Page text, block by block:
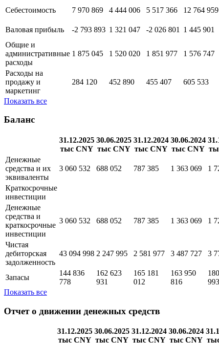
Себестоимость 7 970 869 4 444 006 5 517 366 12 764 959
Валовая прибыль -2 793 893 1 321 047 -2 026 801
1 445 901
Общие и
административные
расходы
1 875 045 1 520 020 1 851 977 1 576 747
Расходы на
продажу и
маркетинг
284 120 452 890 455 407 605 533
Показать все
Баланс
31.12.2025
тыс CNY
30.06.2025
тыс CNY
31.12.2024
тыс CNY
30.06.2024
тыс CNY
Денежные
средства и их
эквиваленты
3 060 532 688 052 787 385 1 363 069 1
Краткосрочные
инвестиции
Денежные
средства и
краткосрочные
инвестиции
3 060 532 688 052 787 385 1 363 069 1
Чистая
дебиторская
задолженность
43 094 998 2 247 995 2 581 977 3 487 727 3
Запасы
144 836
778
162 623
931
165 181
012
163 950
816
993
Показать все
Отчет о движении денежных средств
31.12.2025
тыс CNY
30.06.2025
тыс CNY
31.12.2024
тыс CNY
30.06.2024
тыс CNY